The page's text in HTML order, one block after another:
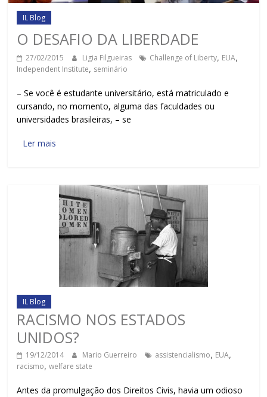
IL Blog
O DESAFIO DA LIBERDADE
27/02/2015 Ligia Filgueiras Challenge of Liberty, EUA,
Independent Institute, seminário
– Se você é estudante universitário, está matriculado e
cursando, no momento, alguma das faculdades ou
universidades brasileiras, – se
Ler mais
IL Blog
RACISMO NOS ESTADOS
UNIDOS?
19/12/2014 Mario Guerreiro assistencialismo, EUA,
racismo,welfare state
Antes da promulgação dos Direitos Civis, havia um odioso